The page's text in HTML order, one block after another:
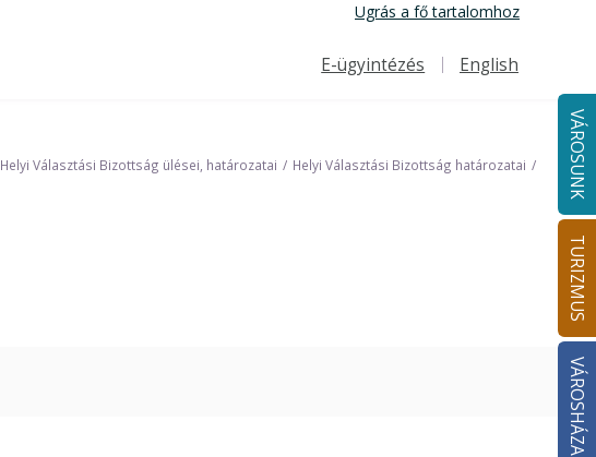
Ugrás a fő tartalomhoz
Felső navigáció
E-ügyintézés English
VÁROSUNK
TURIZMUS
VÁROSHÁZA
Helyi Választási Bizottság ülései, határozatai Helyi Választási Bizottság határozatai